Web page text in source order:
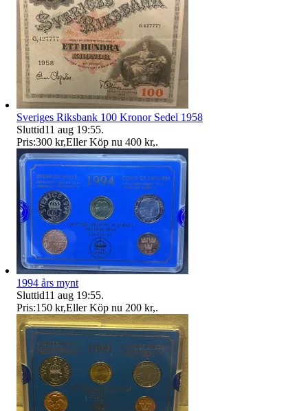
Sveriges Riksbank 100 Kronor Sedel 1958
Sluttid11 aug 19:55.
Pris:300 kr,Eller Köp nu 400 kr,.
1994 års mynt
Sluttid11 aug 19:55.
Pris:150 kr,Eller Köp nu 200 kr,.